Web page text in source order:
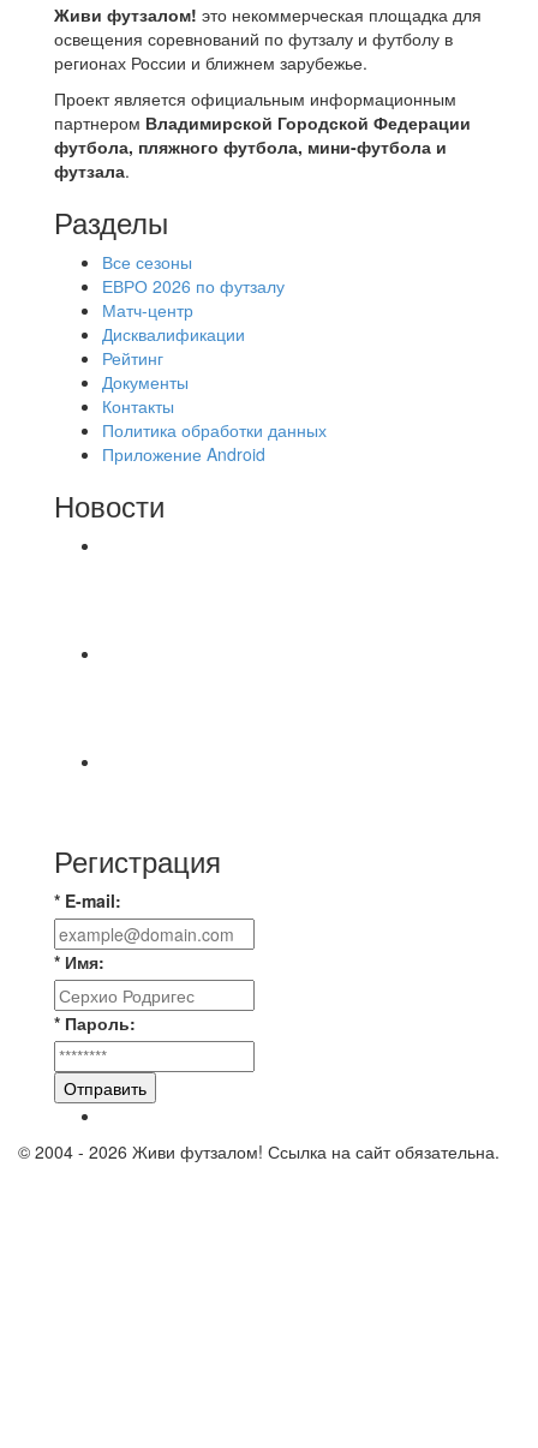
Живи футзалом! это некоммерческая площадка для
освещения соревнований по футзалу и футболу в
регионах России и ближнем зарубежье.
Проект является официальным информационным
партнером Владимирской Городской Федерации
футбола, пляжного футбола, мини-футбола и
футзала.
Разделы
Все сезоны
ЕВРО 2026 по футзалу
Матч-центр
Дисквалификации
Рейтинг
Документы
Контакты
Политика обработки данных
Приложение Android
Новости
Регистрация
* E-mail:
* Имя:
* Пароль:
Отправить
© 2004 - 2026 Живи футзалом! Ссылка на сайт обязательна.